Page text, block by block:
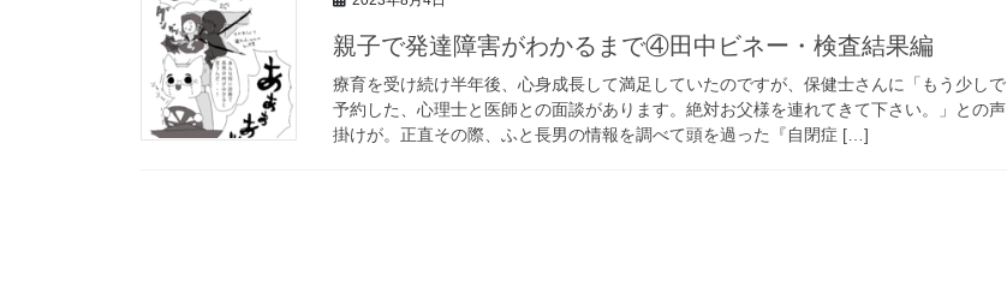
親子で発達障害がわかるまで④田中ビネー・検査結果編
療育を受け続け半年後、心身成長して満足していたのですが、保健士さんに「もう少しで
予約した、心理士と医師との面談があります。絶対お父様を連れてきて下さい。」との声
掛けが。正直その際、ふと長男の情報を調べて頭を過った『自閉症 […]